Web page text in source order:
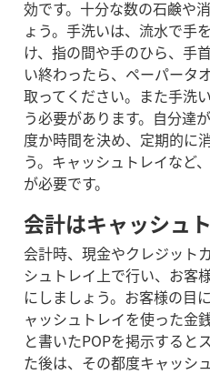
効です。十分な数の石鹸や
ょう。 手洗いは、流水で手
け、指の間や手のひら、手
い終わったら、ペーパータ
取ってください。 また手洗
う必要があります。自分達
度か時間を決め、定期的に
う。キャッシュトレイなど
が必要です。
会計はキャッシュ
会計時、現金やクレジット
シュトレイ上で行い、お客
にしましょう。 お客様の目
ャッシュトレイを使った金
と書いたPOPを掲示すると
た後は、その都度キャッシ